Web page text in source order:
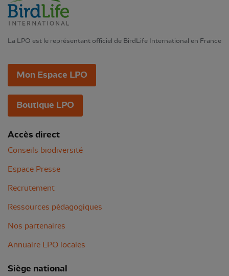
La LPO est le représentant officiel de BirdLife International en France
Mon Espace LPO
Boutique LPO
Accès direct
Conseils biodiversité
Espace Presse
Recrutement
Ressources pédagogiques
Nos partenaires
Annuaire LPO locales
Siège national